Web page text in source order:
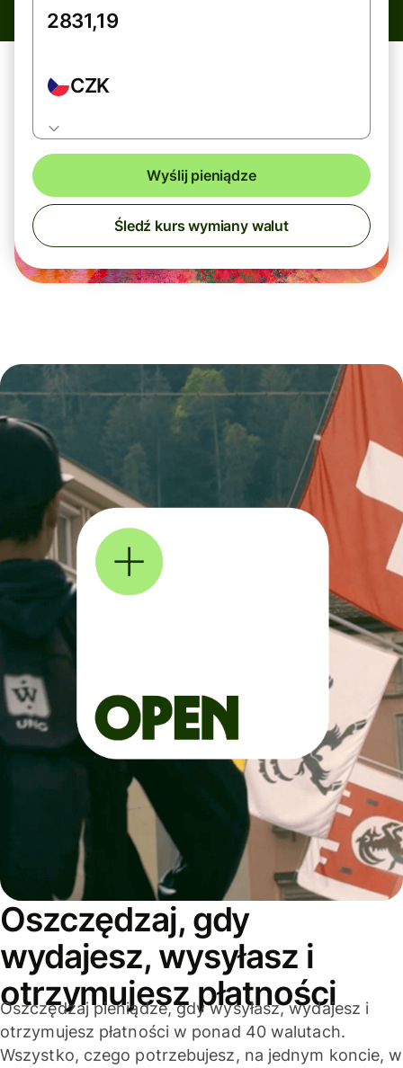
CZK
Wyślij pieniądze
Śledź kurs wymiany walut
Oszczędzaj, gdy
wydajesz, wysyłasz i
otrzymujesz płatności
Oszczędzaj pieniądze, gdy wysyłasz, wydajesz i
otrzymujesz płatności w ponad 40 walutach.
Wszystko, czego potrzebujesz, na jednym koncie, w